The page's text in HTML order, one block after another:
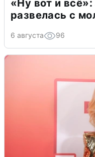
«Ну вот и
развелась с
6 августа 96